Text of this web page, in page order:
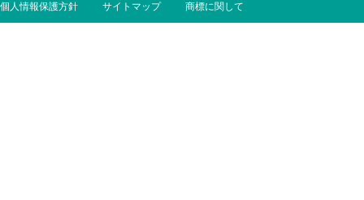
個人情報保護方針 サイトマップ 商標に関して